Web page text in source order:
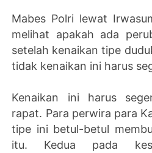
Mabes Polri lewat
melihat apakah ada
setelah kenaikan tipe
tidak kenaikan ini harus
Kenaikan ini harus
rapat. Para perwira para
tipe ini betul-betul
itu. Kedua pada